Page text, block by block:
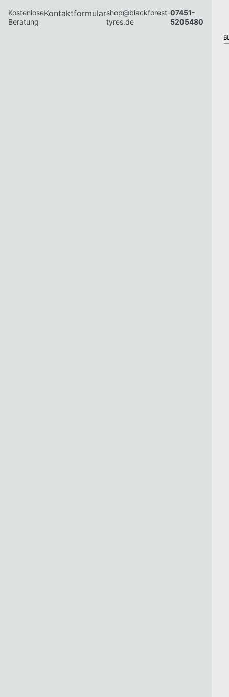
Kostenlose
Beratung
Kontaktformularshop@blackforest-
tyres.de
07451-
5205480